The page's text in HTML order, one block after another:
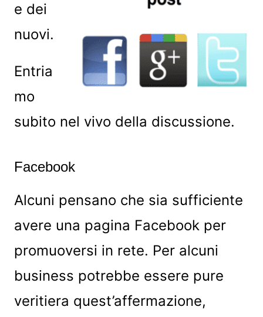
e dei
nuovi.
Entria
mo
subito nel vivo della discussione.
Facebook
Alcuni pensano che sia sufficiente
avere una pagina Facebook per
promuoversi in rete. Per alcuni
business potrebbe essere pure
veritiera quest’affermazione,